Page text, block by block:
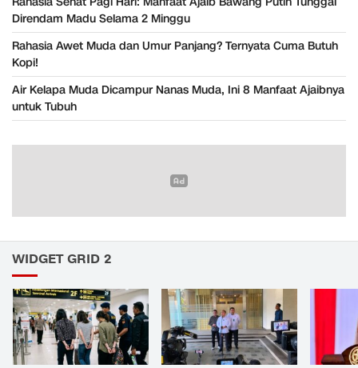
Direndam Madu Selama 2 Minggu
Rahasia Awet Muda dan Umur Panjang? Ternyata Cuma Butuh
Kopi!
Air Kelapa Muda Dicampur Nanas Muda, Ini 8 Manfaat Ajaibnya
untuk Tubuh
WIDGET GRID 2